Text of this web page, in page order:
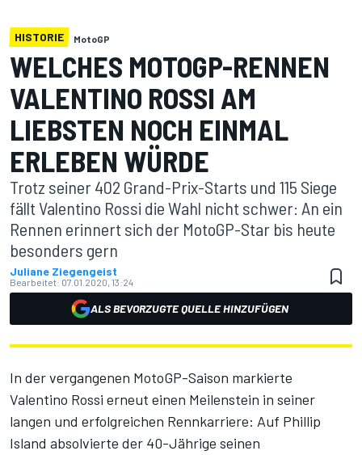
HISTORIE MotoGP
WELCHES MOTOGP-RENNEN
VALENTINO ROSSI AM
LIEBSTEN NOCH EINMAL
ERLEBEN WÜRDE
Trotz seiner 402 Grand-Prix-Starts und 115 Siege
fällt Valentino Rossi die Wahl nicht schwer: An ein
Rennen erinnert sich der MotoGP-Star bis heute
besonders gern
Juliane Ziegengeist
Bearbeitet: 07.01.2020, 13:24
ALS BEVORZUGTE QUELLE HINZUFÜGEN
In der vergangenen MotoGP-Saison markierte
Valentino Rossi erneut einen Meilenstein in seiner
langen und erfolgreichen Rennkarriere: Auf Phillip
Island absolvierte der 40-Jährige seinen